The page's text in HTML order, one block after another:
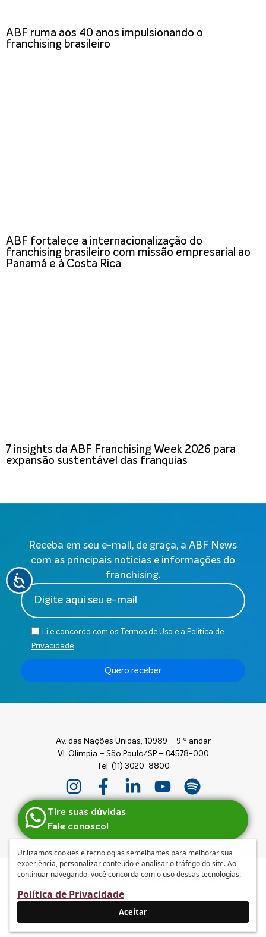
ABF ruma aos 40 anos impulsionando o
franchising brasileiro
ABF fortalece a internacionalização do
franchising brasileiro com missão empresarial ao
Panamá e à Costa Rica
7 insights da ABF Franchising Week 2026 para
expansão sustentável das franquias
Receba em seu e-mail, de graça, a ABF News
com as principais notícias e informações do
franchising.
Li e concordo com os Termos de Uso e a Política de
Privacidade.
Quero receber
Av. das Nações Unidas, 10989 – 9 º andar
Vl. Olímpia – São Paulo/SP – 04578-000
Tel: (11) 3020-8800
Tire suas dúvidas
Fale conosco!
|Guia de Franquias ABF
Política de privacidade e
tratamento de dados pessoais
Desenvolvido por
Utilizamos cookies e tecnologias semelhantes para melhorar sua
experiência, personalizar conteúdo e analisar o tráfego do site. Ao
continuar navegando, você concorda com o uso dessas tecnologias.
Política de Privacidade
Aceitar